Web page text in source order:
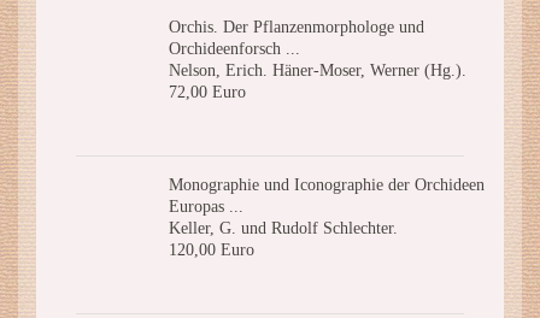
Orchis. Der Pflanzenmorphologe und
Orchideenforsch ...
Nelson, Erich. Häner-Moser, Werner (Hg.).
72,00 Euro
Monographie und Iconographie der Orchideen
Europas ...
Keller, G. und Rudolf Schlechter.
120,00 Euro